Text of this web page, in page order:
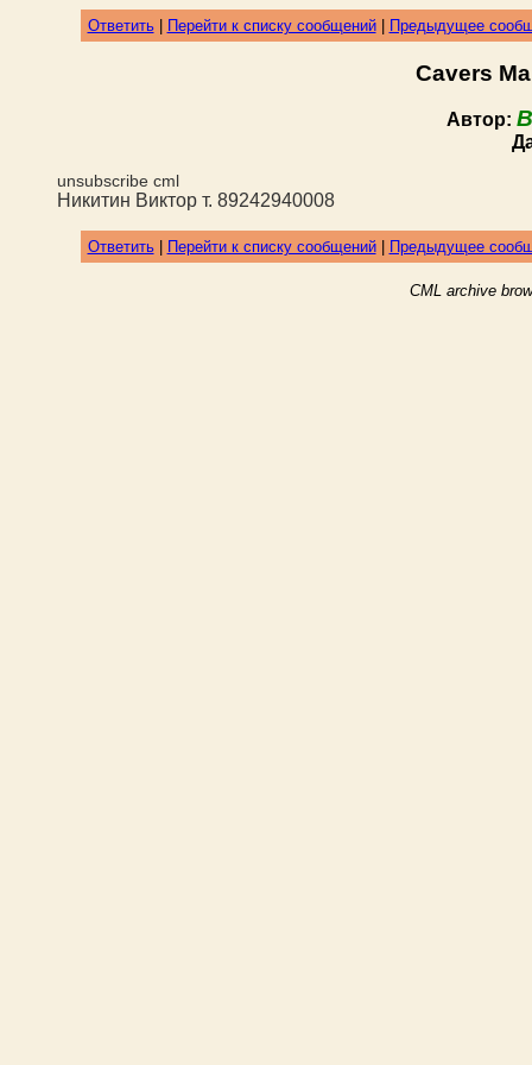
Ответить| Перейти к списку сообщений| Предыдущее
Cavers
Автор:
unsubscribe cml
Никитин Виктор т. 89242940008
Ответить| Перейти к списку сообщений| Предыдущее
CML archive